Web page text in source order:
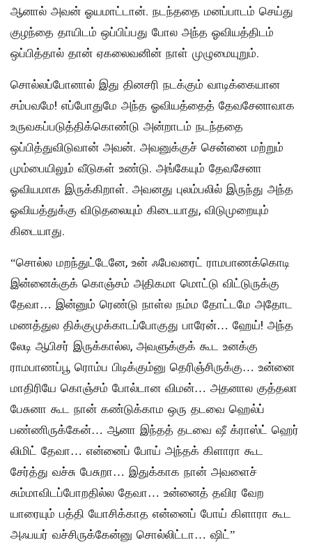
ஆனால் அவன் ஓயமாட்டான். நடந்ததை மனப்பாடம் செய்து
குழந்தை தாயிடம் ஒப்பிப்பது போல அந்த ஓவியத்திடம்
ஒப்பித்தால் தான் ஏகலைவனின் நாள் முழுமையுறும்.
சொல்லப்போனால் இது தினசரி நடக்கும் வாடிக்கையான
சம்பவமே! எப்போதுமே அந்த ஓவியத்தைத் தேவசேனாவாக
உருவகப்படுத்திக்கொண்டு அன்றாடம் நடந்ததை
ஒப்பித்துவிடுவான் அவன். அவனுக்குச் சென்னை மற்றும்
மும்பையிலும் வீடுகள் உண்டு. அங்கேயும் தேவசேனா
ஓவியமாக இருக்கிறாள். அவனது புலம்பலில் இருந்து அந்த
ஓவியத்துக்கு விடுதலையும் கிடையாது, விடுமுறையும்
கிடையாது.
“சொல்ல மறந்துட்டேனே, உன் ஃபேவரைட் ராமபாணக்கொடி
இன்னைக்குக் கொஞ்சம் அதிகமா மொட்டு விட்டுருக்கு
தேவா… இன்னும் ரெண்டு நாள்ல நம்ம தோட்டமே அதோட
மணத்துல திக்குமுக்காடப்போகுது பாரேன்… ஹேய்! அந்த
லேடி ஆபிசர் இருக்கால்ல, அவளுக்குக் கூட உனக்கு
ராமபாணப்பூ ரொம்ப பிடிக்கும்னு தெரிஞ்சிருக்கு… உன்னை
மாதிரியே கொஞ்சம் போல்டான விமன்… அதனால குத்தலா
பேசுனா கூட நான் கண்டுக்காம ஒரு தடவை ஹெல்ப்
பண்ணிருக்கேன்… ஆனா இந்தத் தடவை ஷீ க்ராஸ்ட் ஹெர்
லிமிட் தேவா… என்னைப் போய் அந்தக் கிளாரா கூட
சேர்த்து வச்சு பேசுறா… இதுக்காக நான் அவளைச்
சும்மாவிடப்போறதில்ல தேவா… உன்னைத் தவிர வேற
யாரையும் பத்தி யோசிக்காத என்னைப் போய் கிளாரா கூட
அஃபயர் வச்சிருக்கேன்னு சொல்லிட்டா… ஷிட்”